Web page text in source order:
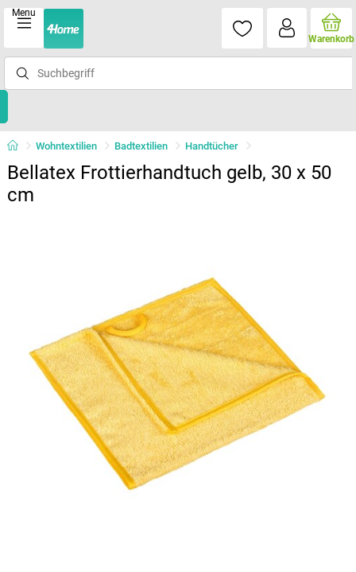
Menu
Warenkorb
Wohntextilien Badtextilien Handtücher
Bellatex Frottierhandtuch gelb, 30 x 50
cm